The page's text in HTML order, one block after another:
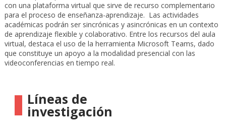
con una plataforma virtual que sirve de recurso complementario
para el proceso de enseñanza-aprendizaje. Las actividades
académicas podrán ser sincrónicas y asincrónicas en un contexto
de aprendizaje flexible y colaborativo. Entre los recursos del aula
virtual, destaca el uso de la herramienta Microsoft Teams, dado
que constituye un apoyo a la modalidad presencial con las
videoconferencias en tiempo real.
Líneas de
investigación